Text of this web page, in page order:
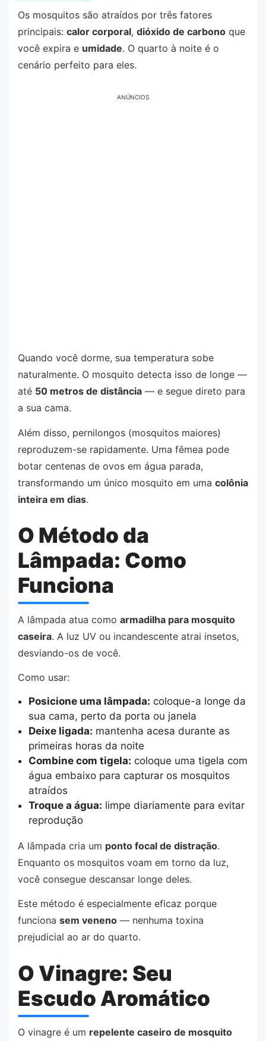
Os mosquitos são atraídos por três fatores
principais: calor corporal, dióxido de carbono que
você expira e umidade. O quarto à noite é o
cenário perfeito para eles.
ANÚNCIOS
Quando você dorme, sua temperatura sobe
naturalmente. O mosquito detecta isso de longe —
até 50 metros de distância — e segue direto para
a sua cama.
Além disso, pernilongos (mosquitos maiores)
reproduzem-se rapidamente. Uma fêmea pode
botar centenas de ovos em água parada,
transformando um único mosquito em uma colônia
inteira em dias.
O Método da
Lâmpada: Como
Funciona
A lâmpada atua como armadilha para mosquito
caseira. A luz UV ou incandescente atrai insetos,
desviando-os de você.
Como usar:
Posicione uma lâmpada: coloque-a longe da
sua cama, perto da porta ou janela
Deixe ligada: mantenha acesa durante as
primeiras horas da noite
Combine com tigela: coloque uma tigela com
água embaixo para capturar os mosquitos
atraídos
Troque a água: limpe diariamente para evitar
reprodução
A lâmpada cria um ponto focal de distração.
Enquanto os mosquitos voam em torno da luz,
você consegue descansar longe deles.
Este método é especialmente eficaz porque
funciona sem veneno — nenhuma toxina
prejudicial ao ar do quarto.
O Vinagre: Seu
Escudo Aromático
O vinagre é um repelente caseiro de mosquito